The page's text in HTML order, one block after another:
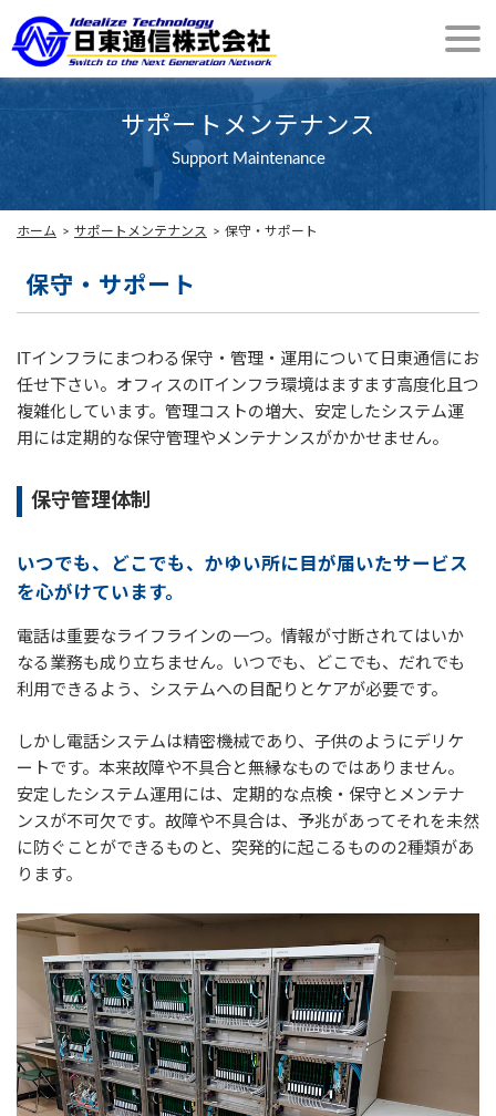
ホーム サポートメンテナンス 保守・サポート
サポートメンテナンス
Support Maintenance
保守・サポート
ITインフラにまつわる保守・管理・運用について日東通信にお
任せ下さい。オフィスのITインフラ環境はますます高度化且つ
複雑化しています。管理コストの増大、安定したシステム運
用には定期的な保守管理やメンテナンスがかかせません。
保守管理体制
いつでも、どこでも、かゆい所に目が届いたサービス
を心がけています。
電話は重要なライフラインの一つ。情報が寸断されてはいか
なる業務も成り立ちません。いつでも、どこでも、だれでも
利用できるよう、システムへの目配りとケアが必要です。
しかし電話システムは精密機械であり、子供のようにデリケ
ートです。本来故障や不具合と無縁なものではありません。
安定したシステム運用には、定期的な点検・保守とメンテナ
ンスが不可欠です。故障や不具合は、予兆があってそれを未然
に防ぐことができるものと、突発的に起こるものの2種類があ
ります。